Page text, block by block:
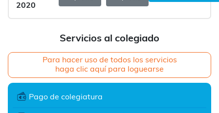
Servicios al colegiado
Para hacer uso de todos los servicios
haga clic aquí para loguearse
Pago de colegiatura
2020